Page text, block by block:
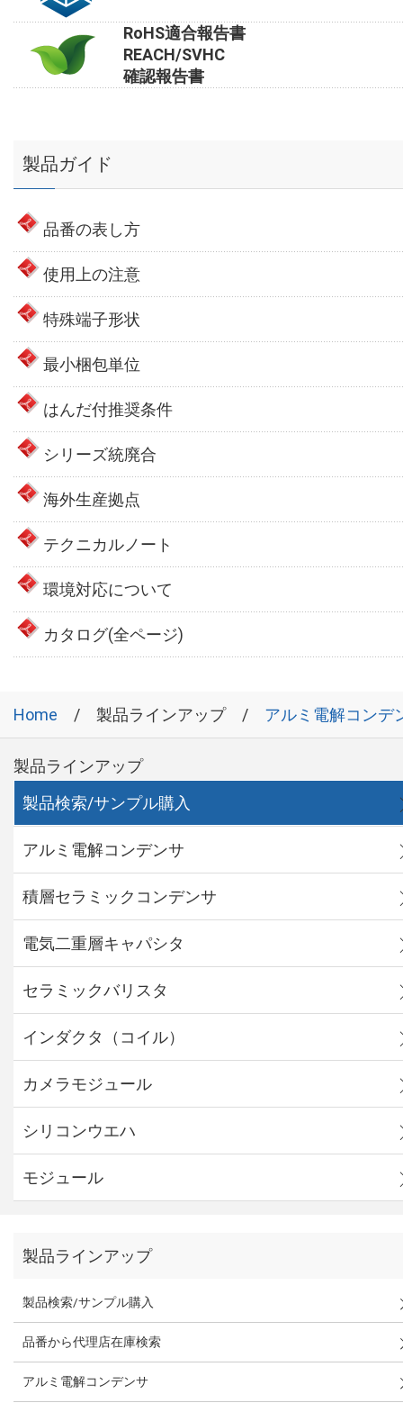
RoHS適合報告書
REACH/SVHC
確認報告書
製品ガイド
品番の表し方
使用上の注意
特殊端子形状
最小梱包単位
はんだ付推奨条件
シリーズ統廃合
海外生産拠点
テクニカルノート
環境対応について
カタログ(全ページ)
Home 製品ラインアップ アルミ電解コンデ
製品ラインアップ
製品検索/サンプル購入
アルミ電解コンデンサ
積層セラミックコンデンサ
電気二重層キャパシタ
セラミックバリスタ
インダクタ（コイル）
カメラモジュール
シリコンウエハ
モジュール
製品ラインアップ
製品検索/サンプル購入
品番から代理店在庫検索
アルミ電解コンデンサ